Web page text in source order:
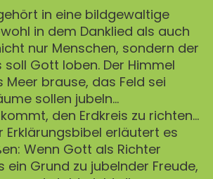
in eine bildgewaltige
in dem Danklied als auch
nur Menschen, sondern der
soll Gott loben. Der Himmel
Meer brause, das Feld sei
sollen jubeln…
den Erdkreis zu richten…
Erklärungsbibel erläutert es
Wenn Gott als Richter
ein Grund zu jubelnder Freude,